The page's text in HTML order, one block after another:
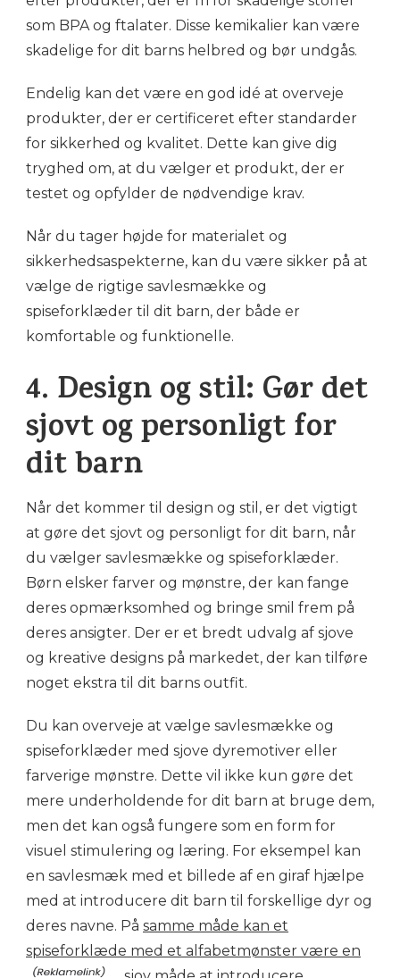
som BPA og ftalater. Disse kemikalier kan være
skadelige for dit barns helbred og bør undgås.
Endelig kan det være en god idé at overveje
produkter, der er certificeret efter standarder
for sikkerhed og kvalitet. Dette kan give dig
tryghed om, at du vælger et produkt, der er
testet og opfylder de nødvendige krav.
Når du tager højde for materialet og
sikkerhedsaspekterne, kan du være sikker på at
vælge de rigtige savlesmække og
spiseforklæder til dit barn, der både er
komfortable og funktionelle.
4. Design og stil: Gør det
sjovt og personligt for
dit barn
Når det kommer til design og stil, er det vigtigt
at gøre det sjovt og personligt for dit barn, når
du vælger savlesmække og spiseforklæder.
Børn elsker farver og mønstre, der kan fange
deres opmærksomhed og bringe smil frem på
deres ansigter. Der er et bredt udvalg af sjove
og kreative designs på markedet, der kan tilføre
noget ekstra til dit barns outfit.
Du kan overveje at vælge savlesmække og
spiseforklæder med sjove dyremotiver eller
farverige mønstre. Dette vil ikke kun gøre det
mere underholdende for dit barn at bruge dem,
men det kan også fungere som en form for
visuel stimulering og læring. For eksempel kan
en savlesmæk med et billede af en giraf hjælpe
med at introducere dit barn til forskellige dyr og
deres navne. På samme måde kan et
spiseforklæde med et alfabetmønster være en